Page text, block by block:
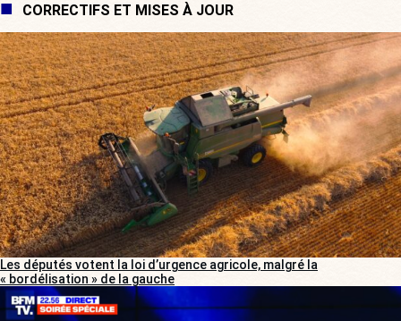
CORRECTIFS ET MISES À JOUR
Les députés votent la loi d’urgence agricole, malgré la
« bordélisation » de la gauche